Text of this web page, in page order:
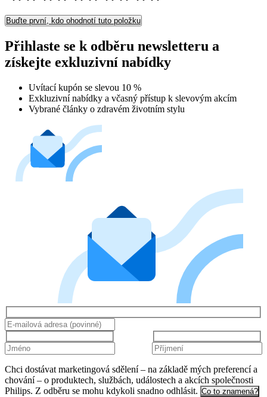
Buďte první, kdo ohodnotí tuto položku
Přihlaste se k odběru newsletteru a
získejte exkluzivní nabídky
Uvítací kupón se slevou 10 %
Exkluzivní nabídky a včasný přístup k slevovým akcím
Vybrané články o zdravém životním stylu
Chci dostávat marketingová sdělení – na základě mých preferencí a
chování – o produktech, službách, událostech a akcích společnosti
Philips. Z odběru se mohu kdykoli snadno odhlásit. Co to znamená?